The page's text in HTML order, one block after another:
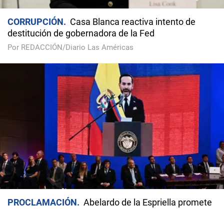
CORRUPCIÓN
Casa Blanca reactiva intento de
destitución de gobernadora de la Fed
Por REDACCIÓN/Diario Las Américas
PROCLAMACIÓN
Abelardo de la Espriella promete